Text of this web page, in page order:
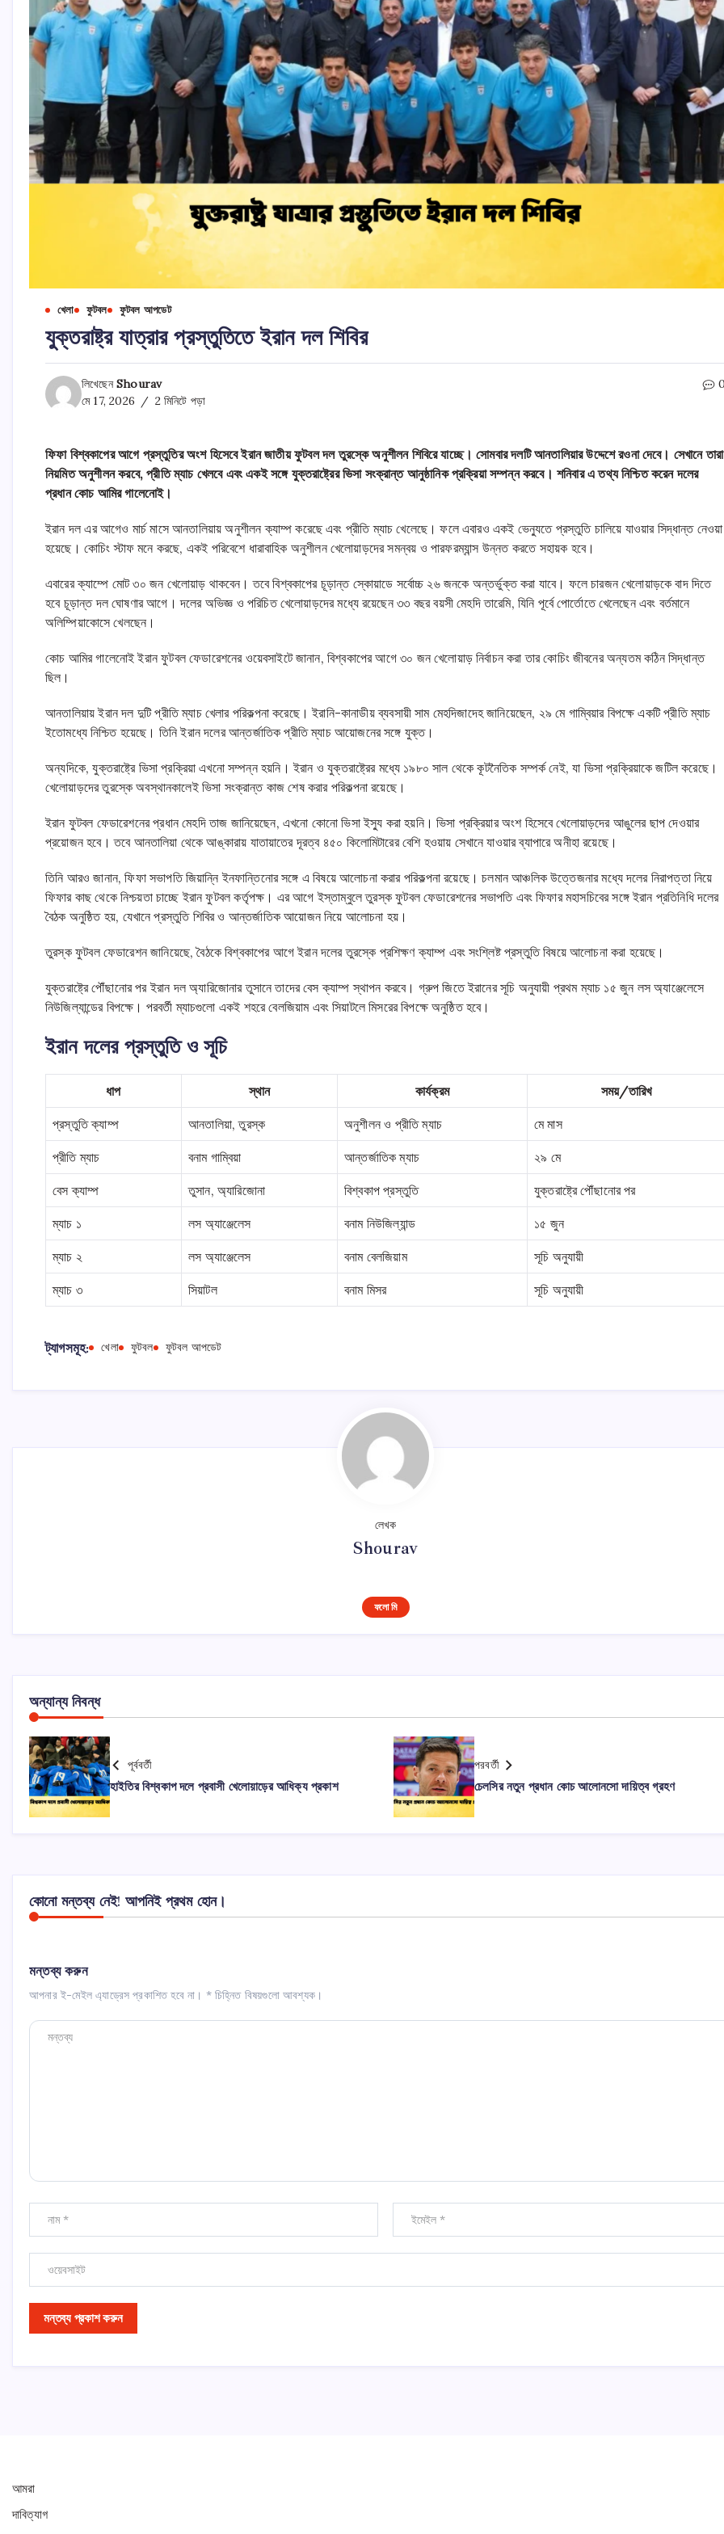
খবর
খেলা ফুটবল ফুটবল আপডেট
যুক্তরাষ্ট্র যাত্রার প্রস্তুতিতে ইরান দল শিবির
লিখেছেনShourav
মে 17, 2026
2 মিনিটে পড়া
ফিফা বিশ্বকাপের আগে প্রস্তুতির অংশ হিসেবে ইরান জাতীয় ফুটবল দল তুরস্কে অনুশীলন শিবিরে যাচ্ছে। সোমবার দলটি আনতালিয়ার উদ্দেশে রওনা দেবে। সেখানে তারা
নিয়মিত অনুশীলন করবে, প্রীতি ম্যাচ খেলবে এবং একই সঙ্গে যুক্তরাষ্ট্রের ভিসা সংক্রান্ত আনুষ্ঠানিক প্রক্রিয়া সম্পন্ন করবে। শনিবার এ তথ্য নিশ্চিত করেন দলের
প্রধান কোচ আমির গালেনোই।
ইরান দল এর আগেও মার্চ মাসে আনতালিয়ায় অনুশীলন ক্যাম্প করেছে এবং প্রীতি ম্যাচ খেলেছে। ফলে এবারও একই ভেন্যুতে প্রস্তুতি চালিয়ে যাওয়ার সিদ্ধান্ত নেওয়া
হয়েছে। কোচিং স্টাফ মনে করছে, একই পরিবেশে ধারাবাহিক অনুশীলন খেলোয়াড়দের সমন্বয় ও পারফরম্যান্স উন্নত করতে সহায়ক হবে।
এবারের ক্যাম্পে মোট ৩০ জন খেলোয়াড় থাকবেন। তবে বিশ্বকাপের চূড়ান্ত স্কোয়াডে সর্বোচ্চ ২৬ জনকে অন্তর্ভুক্ত করা যাবে। ফলে চারজন খেলোয়াড়কে বাদ দিতে
হবে চূড়ান্ত দল ঘোষণার আগে। দলের অভিজ্ঞ ও পরিচিত খেলোয়াড়দের মধ্যে রয়েছেন ৩৩ বছর বয়সী মেহদি তারেমি, যিনি পূর্বে পোর্তোতে খেলেছেন এবং বর্তমানে
অলিম্পিয়াকোসে খেলছেন।
কোচ আমির গালেনোই ইরান ফুটবল ফেডারেশনের ওয়েবসাইটে জানান, বিশ্বকাপের আগে ৩০ জন খেলোয়াড় নির্বাচন করা তার কোচিং জীবনের অন্যতম কঠিন সিদ্ধান্ত
ছিল।
আনতালিয়ায় ইরান দল দুটি প্রীতি ম্যাচ খেলার পরিকল্পনা করেছে। ইরানি-কানাডীয় ব্যবসায়ী সাম মেহদিজাদেহ জানিয়েছেন, ২৯ মে গাম্বিয়ার বিপক্ষে একটি প্রীতি ম্যাচ
ইতোমধ্যে নিশ্চিত হয়েছে। তিনি ইরান দলের আন্তর্জাতিক প্রীতি ম্যাচ আয়োজনের সঙ্গে যুক্ত।
অন্যদিকে, যুক্তরাষ্ট্রে ভিসা প্রক্রিয়া এখনো সম্পন্ন হয়নি। ইরান ও যুক্তরাষ্ট্রের মধ্যে ১৯৮০ সাল থেকে কূটনৈতিক সম্পর্ক নেই, যা ভিসা প্রক্রিয়াকে জটিল করেছে।
খেলোয়াড়দের তুরস্কে অবস্থানকালেই ভিসা সংক্রান্ত কাজ শেষ করার পরিকল্পনা রয়েছে।
ইরান ফুটবল ফেডারেশনের প্রধান মেহদি তাজ জানিয়েছেন, এখনো কোনো ভিসা ইস্যু করা হয়নি। ভিসা প্রক্রিয়ার অংশ হিসেবে খেলোয়াড়দের আঙুলের ছাপ দেওয়ার
প্রয়োজন হবে। তবে আনতালিয়া থেকে আঙ্কারায় যাতায়াতের দূরত্ব ৪৫০ কিলোমিটারের বেশি হওয়ায় সেখানে যাওয়ার ব্যাপারে অনীহা রয়েছে।
তিনি আরও জানান, ফিফা সভাপতি জিয়ান্নি ইনফান্তিনোর সঙ্গে এ বিষয়ে আলোচনা করার পরিকল্পনা রয়েছে। চলমান আঞ্চলিক উত্তেজনার মধ্যে দলের নিরাপত্তা নিয়ে
ফিফার কাছ থেকে নিশ্চয়তা চাচ্ছে ইরান ফুটবল কর্তৃপক্ষ। এর আগে ইস্তাম্বুলে তুরস্ক ফুটবল ফেডারেশনের সভাপতি এবং ফিফার মহাসচিবের সঙ্গে ইরান প্রতিনিধি দলের
বৈঠক অনুষ্ঠিত হয়, যেখানে প্রস্তুতি শিবির ও আন্তর্জাতিক আয়োজন নিয়ে আলোচনা হয়।
তুরস্ক ফুটবল ফেডারেশন জানিয়েছে, বৈঠকে বিশ্বকাপের আগে ইরান দলের তুরস্কে প্রশিক্ষণ ক্যাম্প এবং সংশ্লিষ্ট প্রস্তুতি বিষয়ে আলোচনা করা হয়েছে।
যুক্তরাষ্ট্রে পৌঁছানোর পর ইরান দল অ্যারিজোনার তুসানে তাদের বেস ক্যাম্প স্থাপন করবে। গ্রুপ জিতে ইরানের সূচি অনুযায়ী প্রথম ম্যাচ ১৫ জুন লস অ্যাঞ্জেলেসে
নিউজিল্যান্ডের বিপক্ষে। পরবর্তী ম্যাচগুলো একই শহরে বেলজিয়াম এবং সিয়াটলে মিসরের বিপক্ষে অনুষ্ঠিত হবে।
ইরান দলের প্রস্তুতি ও সূচি
ধাপ স্থান কার্যক্রম সময়/তারিখ
প্রস্তুতি ক্যাম্প আনতালিয়া, তুরস্ক অনুশীলন ও প্রীতি ম্যাচ মে মাস
প্রীতি ম্যাচ বনাম গাম্বিয়া আন্তর্জাতিক ম্যাচ ২৯ মে
বেস ক্যাম্প তুসান, অ্যারিজোনা বিশ্বকাপ প্রস্তুতি যুক্তরাষ্ট্রে পৌঁছানোর পর
ম্যাচ ১ লস অ্যাঞ্জেলেস বনাম নিউজিল্যান্ড ১৫ জুন
ম্যাচ ২ লস অ্যাঞ্জেলেস বনাম বেলজিয়াম সূচি অনুযায়ী
ম্যাচ ৩ সিয়াটল বনাম মিসর সূচি অনুযায়ী
ট্যাগসমূহ: খেলা ফুটবল ফুটবল আপডেট
লেখক
Shourav
ফলো মি
অন্যান্য নিবন্ধ
পূর্ববর্তী
হাইতির বিশ্বকাপ দলে প্রবাসী খেলোয়াড়ের আধিক্য প্রকাশ
পরবর্তী
চেলসির নতুন প্রধান কোচ আলোনসো দায়িত্ব গ্রহণ
কোনো মন্তব্য নেই! আপনিই প্রথম হোন।
মন্তব্য করুন
আপনার ই-মেইল এ্যাড্রেস প্রকাশিত হবে না। *চিহ্নিত বিষয়গুলো আবশ্যক।
আমরা
দাবিত্যাগ